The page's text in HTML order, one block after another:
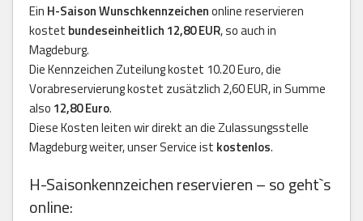
Ein H-Saison Wunschkennzeichenonline reservieren
kostet bundeseinheitlich 12,80 EUR, so auch in
Magdeburg.
Die Kennzeichen Zuteilung kostet 10.20 Euro, die
Vorabreservierung kostet zusätzlich 2,60 EUR, in Summe
also 12,80 Euro.
Diese Kosten leiten wir direkt an die Zulassungsstelle
Magdeburg weiter, unser Service ist kostenlos.
H-Saisonkennzeichen reservieren – so geht`s
online: